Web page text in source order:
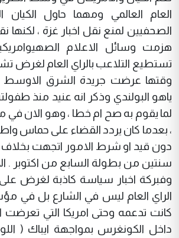
العام العالمي ومهما حاول
الصحفيين لمنع نقل اخبار غزة ،
هزمت وسائل الاعلام
تستطيع التلاعب بالراي العام لغرض
وقتها عرضت جريدة الشرق الاوسط
ياهو البولندي وذكر انه عنيد منذ
لما يقوم به صح ام خطا ، وهو الان
، بعدما كان يردد القضاء على حماس
دون قيد او شرط الامور اتجهت بخلاف
سنتين من بطولة السابع من اكتوبر .
وفبركة اخبار سياسة كاذبة لغرض على
الراي العام ليس في الشارع بل في
كانت تدعمه وحتى امريكا التي تعرضت
داخل الكونغرس بمواجهة ايباك (